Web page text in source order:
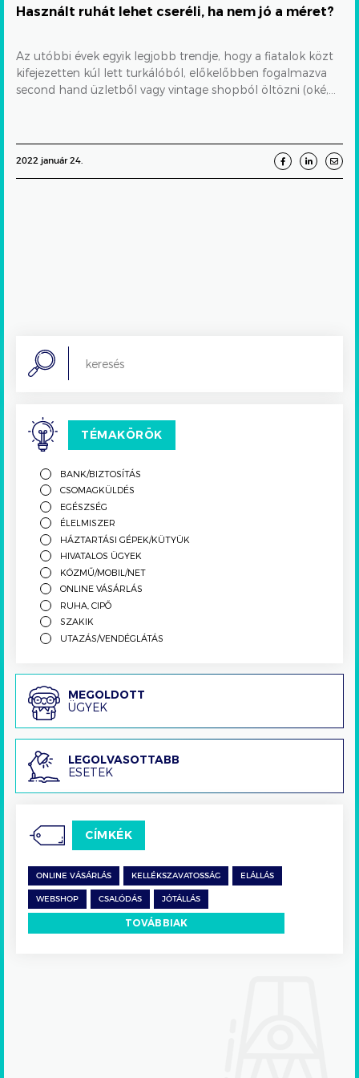
Használt ruhát lehet cseréli, ha nem jó a méret?
Az utóbbi évek egyik legjobb trendje, hogy a fiatalok közt
kifejezetten kúl lett turkálóból, előkelőbben fogalmazva
second hand üzletből vagy vintage shopból öltözni (oké,...
2022 január 24.
Search
TÉMAKÖRÖK
BANK/BIZTOSÍTÁS
CSOMAGKÜLDÉS
EGÉSZSÉG
ÉLELMISZER
HÁZTARTÁSI GÉPEK/KÜTYÜK
HIVATALOS ÜGYEK
KÖZMŰ/MOBIL/NET
ONLINE VÁSÁRLÁS
RUHA, CIPŐ
SZAKIK
UTAZÁS/VENDÉGLÁTÁS
Megoldott
ügyek
MEGOLDOTT
ÜGYEK
Legolvasottabb
esetek
LEGOLVASOTTABB
ESETEK
CÍMKÉK
ONLINE VÁSÁRLÁS KELLÉKSZAVATOSSÁG ELÁLLÁS
WEBSHOP CSALÓDÁS JÓTÁLLÁS
TOVÁBBIAK